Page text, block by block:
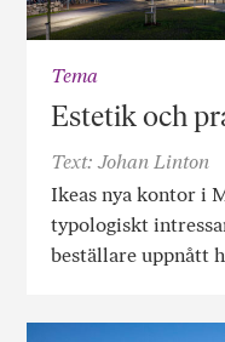
Tema
Estetik och
Text: Johan Linton
Ikeas nya kontor i
typologiskt
beställare uppnått